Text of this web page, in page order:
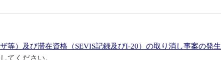
等）及び滞在資格（SEVIS記録及びI-20）の取り消し事案の発生
てください。